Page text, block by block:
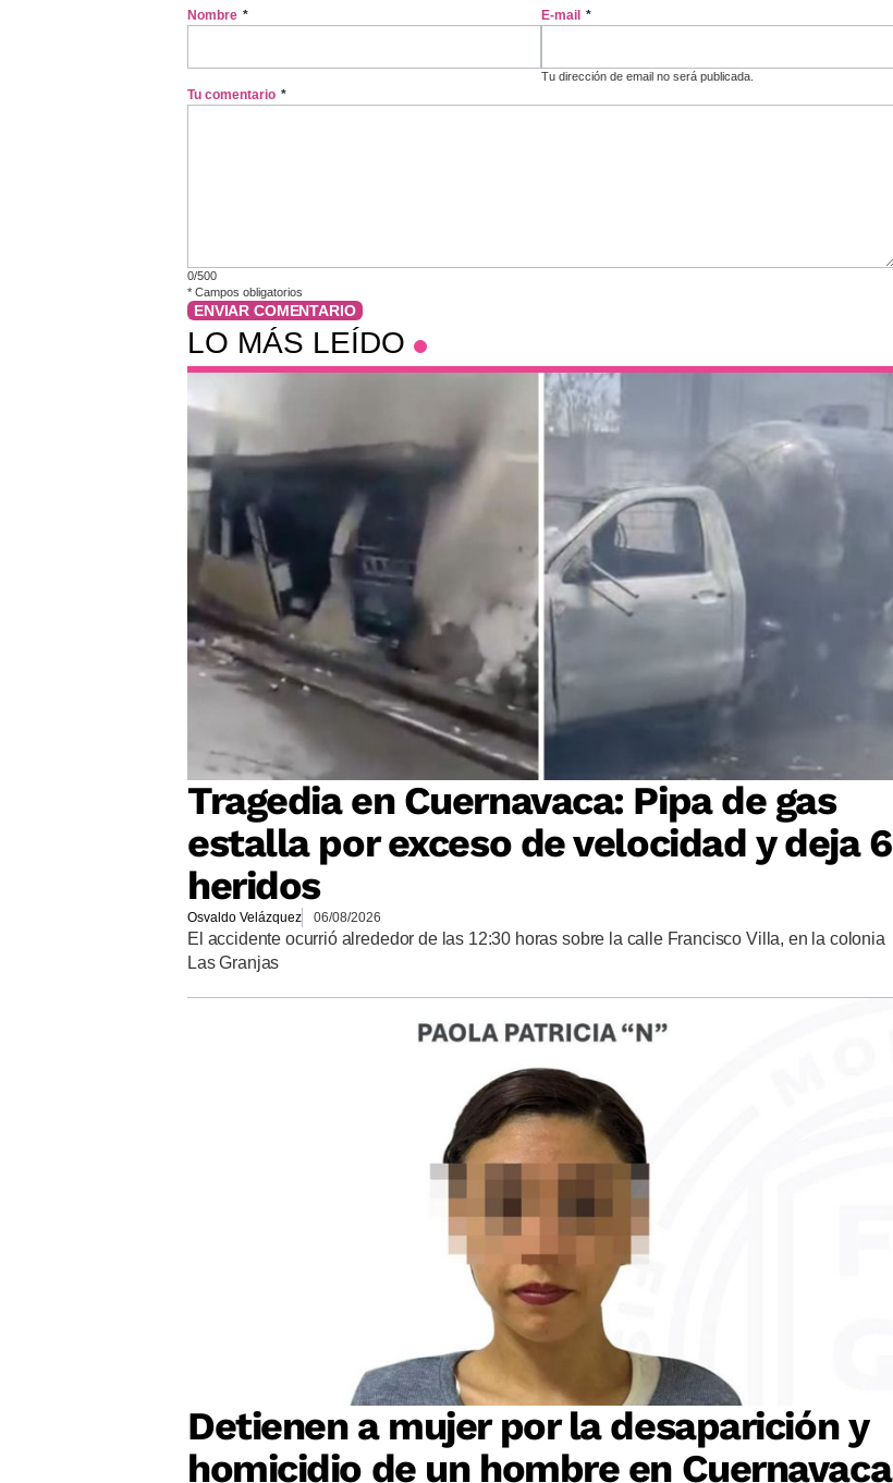
Nombre * E-mail *
Tu dirección de email no será publicada.
Tu comentario *
0/500
* Campos obligatorios
ENVIAR COMENTARIO
LO MÁS LEÍDO
Tragedia en Cuernavaca: Pipa de gas
estalla por exceso de velocidad y deja 6
heridos
Osvaldo Velázquez 06/08/2026
El accidente ocurrió alrededor de las 12:30 horas sobre la calle Francisco Villa, en la colonia
Las Granjas
Detienen a mujer por la desaparición y
homicidio de un hombre en Cuernavaca